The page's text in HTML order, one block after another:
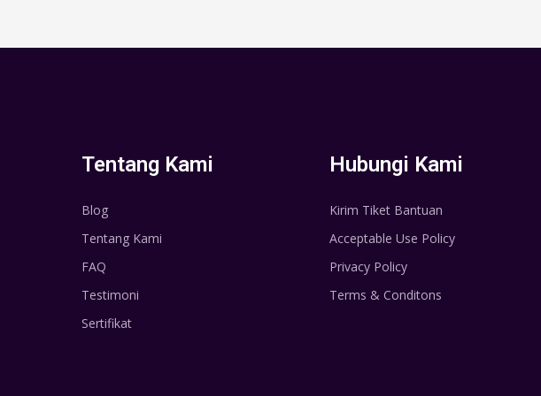
Tentang Kami
Blog
Tentang Kami
FAQ
Testimoni
Sertifikat
Hubungi Kami
Kirim Tiket Bantuan
Acceptable Use Policy
Privacy Policy
Terms & Conditons